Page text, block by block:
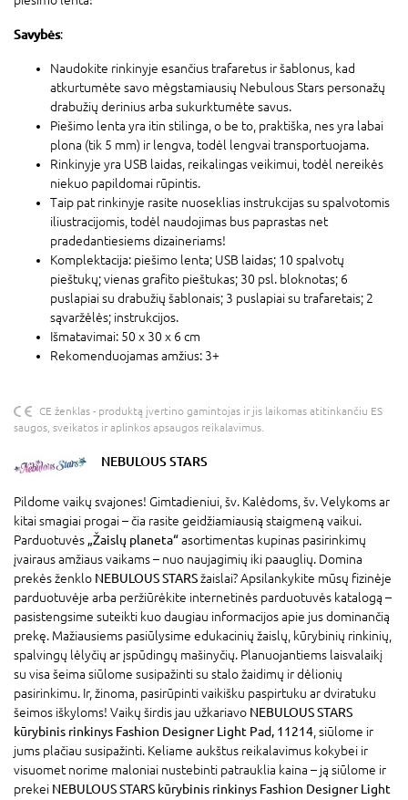
Savybės:
Naudokite rinkinyje esančius trafaretus ir šablonus, kad
atkurtumėte savo mėgstamiausių Nebulous Stars personažų
drabužių derinius arba sukurktumėte savus.
Piešimo lenta yra itin stilinga, o be to, praktiška, nes yra labai
plona (tik 5 mm) ir lengva, todėl lengvai transportuojama.
Rinkinyje yra USB laidas, reikalingas veikimui, todėl nereikės
niekuo papildomai rūpintis.
Taip pat rinkinyje rasite nuoseklias instrukcijas su spalvotomis
iliustracijomis, todėl naudojimas bus paprastas net
pradedantiesiems dizaineriams!
Komplektacija: piešimo lenta; USB laidas; 10 spalvotų
pieštukų; vienas grafito pieštukas; 30 psl. bloknotas; 6
puslapiai su drabužių šablonais; 3 puslapiai su trafaretais; 2
sąvaržėlės; instrukcijos.
Išmatavimai: 50 x 30 x 6 cm
Rekomenduojamas amžius: 3+
CE ženklas - produktą įvertino gamintojas ir jis laikomas atitinkančiu ES
saugos, sveikatos ir aplinkos apsaugos reikalavimus.
NEBULOUS STARS
Pildome vaikų svajones! Gimtadieniui, šv. Kalėdoms, šv. Velykoms ar
kitai smagiai progai – čia rasite geidžiamiausią staigmeną vaikui.
Parduotuvės „Žaislų planeta“asortimentas kupinas pasirinkimų
įvairaus amžiaus vaikams – nuo naujagimių iki paauglių. Domina
prekės ženklo NEBULOUS STARSžaislai? Apsilankykite mūsų fizinėje
parduotuvėje arba peržiūrėkite internetinės parduotuvės katalogą –
pasistengsime suteikti kuo daugiau informacijos apie jus dominančią
prekę. Mažiausiems pasiūlysime edukacinių žaislų, kūrybinių rinkinių,
spalvingų lėlyčių ar įspūdingų mašinyčių. Planuojantiems laisvalaikį
su visa šeima siūlome susipažinti su stalo žaidimų ir dėlionių
pasirinkimu. Ir, žinoma, pasirūpinti vaikišku paspirtuku ar dviratuku
šeimos iškyloms! Vaikų širdis jau užkariavo NEBULOUS STARS
kūrybinis rinkinys Fashion Designer Light Pad, 11214, siūlome ir
jums plačiau susipažinti. Keliame aukštus reikalavimus kokybei ir
visuomet norime maloniai nustebinti patrauklia kaina – ją siūlome ir
prekei NEBULOUS STARS kūrybinis rinkinys Fashion Designer Light